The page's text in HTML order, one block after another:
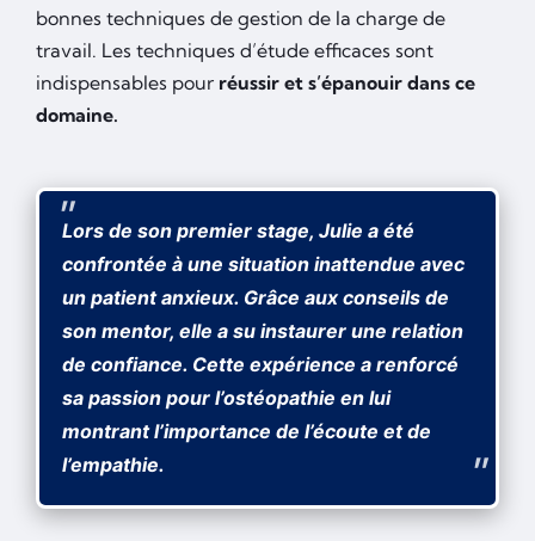
bonnes techniques de gestion de la charge de
travail. Les techniques d’étude efficaces sont
indispensables pour réussir et s’épanouir dans ce
domaine.
Lors de son premier stage, Julie a été
confrontée à une situation inattendue avec
un patient anxieux. Grâce aux conseils de
son mentor, elle a su instaurer une relation
de confiance. Cette expérience a renforcé
sa passion pour l’ostéopathie en lui
montrant l’importance de l’écoute et de
l’empathie.